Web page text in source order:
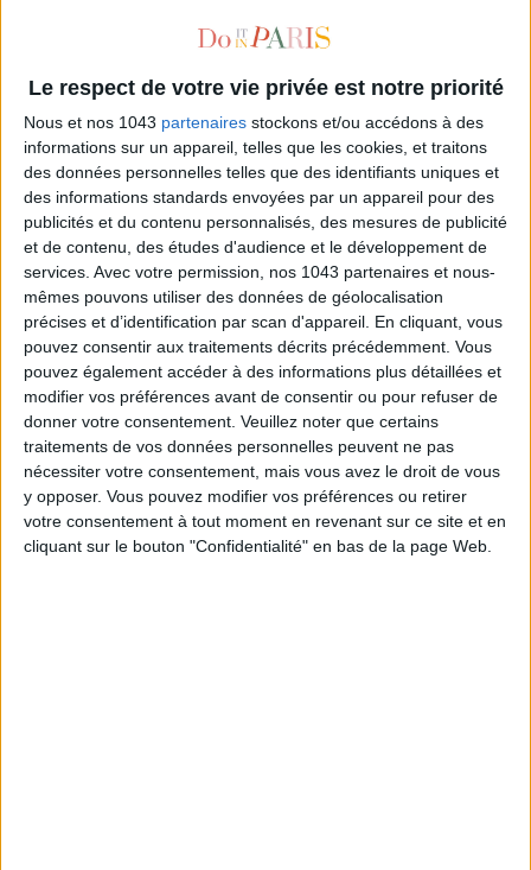
Le respect de votre vie privée est notre priorité
Nous et nos 1043 partenaires stockons et/ou accédons à des
informations sur un appareil, telles que les cookies, et traitons
des données personnelles telles que des identifiants uniques et
des informations standards envoyées par un appareil pour des
publicités et du contenu personnalisés, des mesures de publicité
et de contenu, des études d'audience et le développement de
services. Avec votre permission, nos 1043 partenaires et nous-
mêmes pouvons utiliser des données de géolocalisation
précises et d’identification par scan d'appareil. En cliquant, vous
pouvez consentir aux traitements décrits précédemment. Vous
pouvez également accéder à des informations plus détaillées et
modifier vos préférences avant de consentir ou pour refuser de
donner votre consentement. Veuillez noter que certains
traitements de vos données personnelles peuvent ne pas
nécessiter votre consentement, mais vous avez le droit de vous
y opposer. Vous pouvez modifier vos préférences ou retirer
votre consentement à tout moment en revenant sur ce site et en
cliquant sur le bouton "Confidentialité" en bas de la page Web.
ADOPT PARFUMS RÉVOLUTIONNE LA PARFUMERIE MADE IN FRANCE À PETIT PRIX
TOUT CE QUE VOUS DEVEZ FAIRE À PARIS EN AOÛT